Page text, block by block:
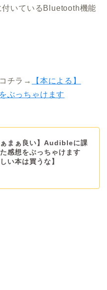
いているBluetooth機能
チラ→
【本による】
ぶっちゃけます
ぁまぁ良い】Audibleに課
感想をぶっちゃけます
しい本は買うな】